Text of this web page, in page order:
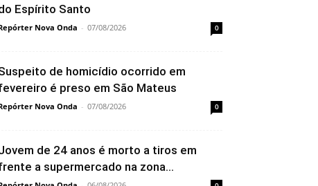
Espírito Santo
Nova Onda - 07/08/2026 0
de homicídio ocorrido em
é preso em São Mateus
Nova Onda - 07/08/2026 0
de 24 anos é morto a tiros em
a supermercado na zona...